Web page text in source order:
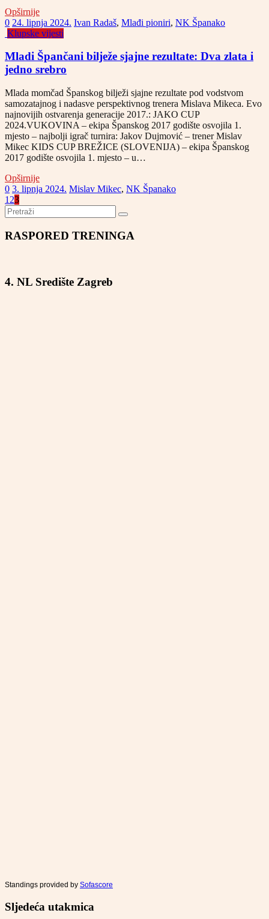
Opširnije
0 24. lipnja 2024. Ivan Radaš, Mlađi pioniri, NK Španako
Klupske vijesti
Mladi Špančani bilježe sjajne rezultate: Dva zlata i
jedno srebro
Mlada momčad Španskog bilježi sjajne rezultate pod vodstvom
samozatajnog i nadasve perspektivnog trenera Mislava Mikeca. Evo
najnovijih ostvarenja generacije 2017.: JAKO CUP
2024.VUKOVINA – ekipa Španskog 2017 godište osvojila 1.
mjesto – najbolji igrač turnira: Jakov Dujmović – trener Mislav
Mikec KIDS CUP BREŽICE (SLOVENIJA) – ekipa Španskog
2017 godište osvojila 1. mjesto – u…
Opširnije
0 3. lipnja 2024. Mislav Mikec, NK Španako
1 23
RASPORED TRENINGA
4. NL Središte Zagreb
Standings provided by Sofascore
Sljedeća utakmica